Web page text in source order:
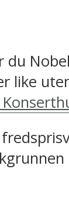
du
like